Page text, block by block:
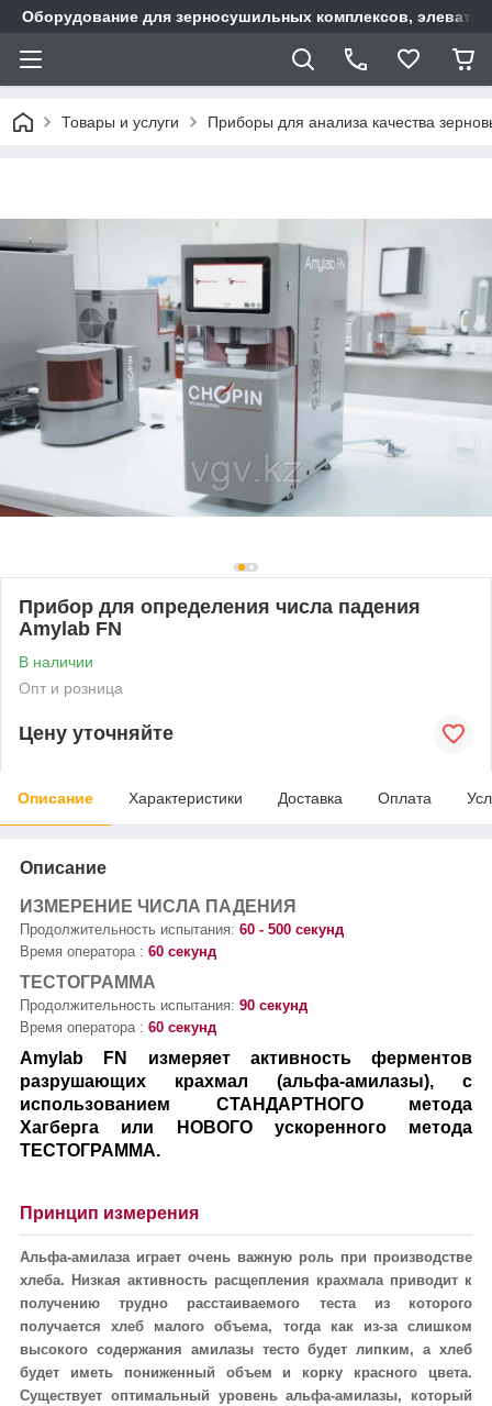
Оборудование для зерносушильных комплексов,
Товары и услуги Приборы для анализа качества
Прибор для определения числа падения
Amylab FN
В наличии
Опт и розница
Цену уточняйте
Описание Характеристики Доставка Оплата
Описание
ИЗМЕРЕНИЕ ЧИСЛА ПАДЕНИЯ
Продолжительность испытания: 60 - 500 секунд
Время оператора : 60 секунд
ТЕСТОГРАММА
Продолжительность испытания: 90 секунд
Время оператора : 60 секунд
Amylab FN измеряет активность ферментов
разрушающих крахмал (альфа-амилазы), с
использованием СТАНДАРТНОГО метода
Хагберга или НОВОГО ускоренного метода
ТЕСТОГРАММА.
Принцип измерения
Альфа-амилаза играет очень важную роль при производстве
хлеба. Низкая активность расщепления крахмала приводит к
получению трудно расстаиваемого теста из которого
получается хлеб малого объема, тогда как из-за слишком
высокого содержания амилазы тесто будет липким, а хлеб
будет иметь пониженный объем и корку красного цвета.
Существует оптимальный уровень альфа-амилазы, который